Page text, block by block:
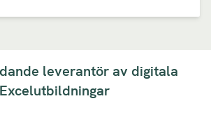
leverantör av digitala
Excelutbildningar